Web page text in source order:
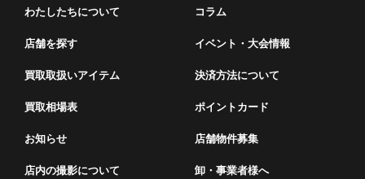
わたしたちについて
店舗を探す
買取取扱いアイテム
買取相場表
お知らせ
店内の撮影について
コラム
イベント・⼤会情報
決済方法について
ポイントカード
店舗物件募集
卸・事業者様へ